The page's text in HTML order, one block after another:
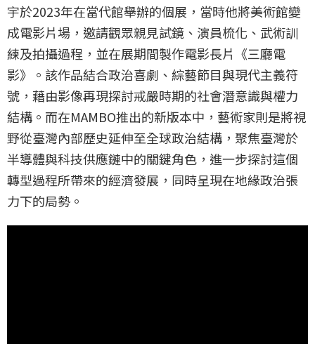
宇於2023年在當代館舉辦的個展，當時他將美術館變
成電影片場，邀請觀眾親見試鏡、演員梳化、武術訓
練及拍攝過程，並在展期間製作電影長片《三廳電
影》。該作品結合政治喜劇、綜藝節目與現代主義符
號，藉由影像再現探討戒嚴時期的社會潛意識與權力
結構。而在MAMBO推出的新版本中，藝術家則是將視
野從臺灣內部歷史延伸至全球政治結構，聚焦臺灣於
半導體與科技供應鏈中的關鍵角色，進一步探討這個
轉型過程所帶來的經濟發展，同時呈現在地緣政治張
力下的局勢。